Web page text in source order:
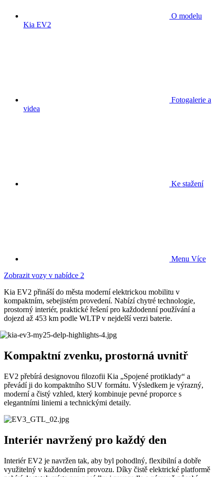
O modelu
Kia EV2
Fotogalerie a
videa
Ke stažení
Menu Více
Zobrazit vozy v nabídce 2
Kia EV2 přináší do města moderní elektrickou mobilitu v
kompaktním, sebejistém provedení. Nabízí chytré technologie,
prostorný interiér, praktické řešení pro každodenní používání a
dojezd až 453 km podle WLTP v nejdelší verzi baterie.
Kompaktní zvenku, prostorná uvnitř
EV2 přebírá designovou filozofii Kia „Spojené protiklady“ a
převádí ji do kompaktního SUV formátu. Výsledkem je výrazný,
moderní a čistý vzhled, který kombinuje pevné proporce s
elegantními liniemi a technickými detaily.
Interiér navržený pro každý den
Interiér EV2 je navržen tak, aby byl pohodlný, flexibilní a dobře
využitelný v každodenním provozu. Díky čistě elektrické platformě